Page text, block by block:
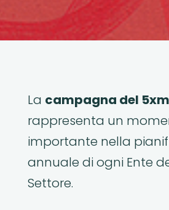
La campagna del
rappresenta un
importante nella
annuale di ogni Ente
Settore.